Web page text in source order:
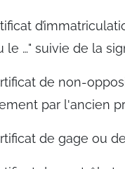
le …" suivie de la
de non-
par l'ancien
de gage ou